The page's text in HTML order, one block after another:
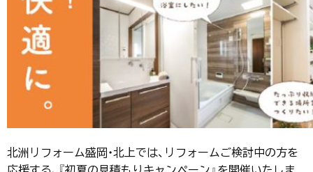
北洲リフォーム盛岡・北上では、リフォームご検討中の方を